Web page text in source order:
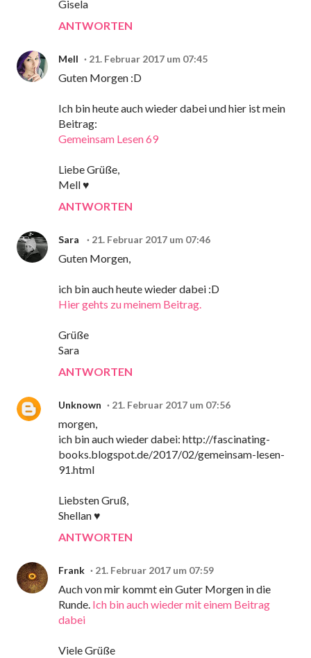
Gisela
ANTWORTEN
Mell 21. Februar 2017 um 07:45
Guten Morgen :D
Ich bin heute auch wieder dabei und hier ist mein
Beitrag:
Gemeinsam Lesen 69
Liebe Grüße,
Mell ♥
ANTWORTEN
Sara 21. Februar 2017 um 07:46
Guten Morgen,
ich bin auch heute wieder dabei :D
Hier gehts zu meinem Beitrag.
Grüße
Sara
ANTWORTEN
Unknown 21. Februar 2017 um 07:56
morgen,
ich bin auch wieder dabei: http://fascinating-
books.blogspot.de/2017/02/gemeinsam-lesen-
91.html
Liebsten Gruß,
Shellan ♥
ANTWORTEN
Frank 21. Februar 2017 um 07:59
Auch von mir kommt ein Guter Morgen in die
Runde. Ich bin auch wieder mit einem Beitrag
dabei
Viele Grüße